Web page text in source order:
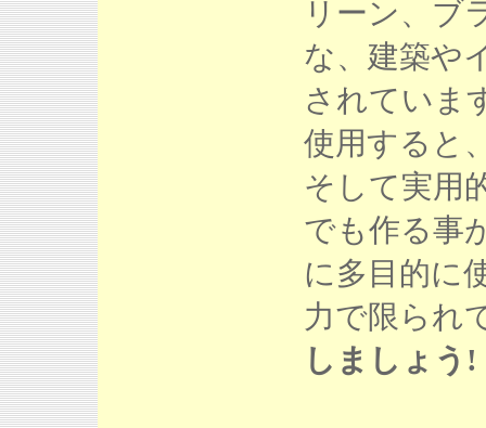
リーン、ブ
な、建築や
されていま
使用すると
そして実用
でも作る事
に多目的に
力で限られ
しましょう!